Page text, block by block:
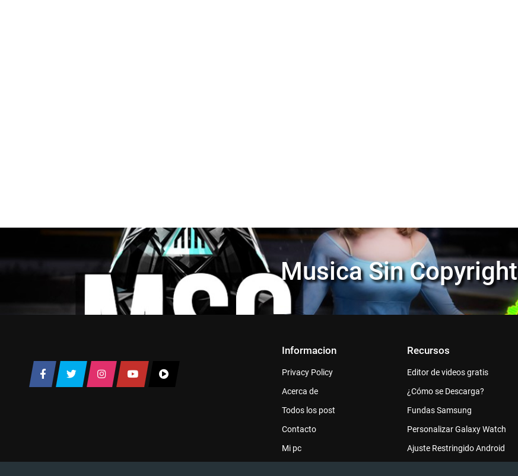
Musica Sin Copyright
Informacion
Privacy Policy
Acerca de
Todos los post
Contacto
Mi pc
Recursos
Editor de videos gratis
¿Cómo se Descarga?
Fundas Samsung
Personalizar Galaxy Watch
Ajuste Restringido Android